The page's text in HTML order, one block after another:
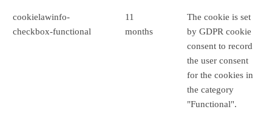
cookielawinfo-
checkbox-functional
11
months
The cookie is set
by GDPR cookie
consent to record
the user consent
for the cookies in
the category
"Functional".